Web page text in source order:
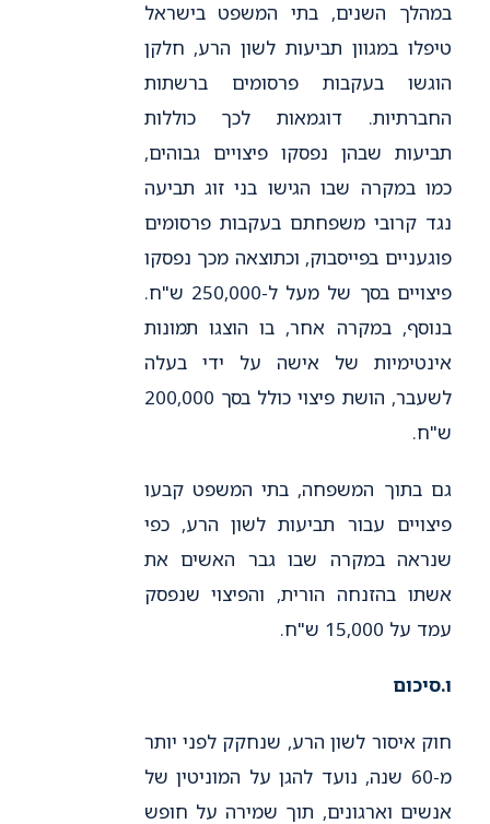
במהלך השנים, בתי המשפט בישראל
טיפלו במגוון תביעות לשון הרע, חלקן
הוגשו בעקבות פרסומים ברשתות
החברתיות. דוגמאות לכך כוללות
תביעות שבהן נפסקו פיצויים גבוהים,
כמו במקרה שבו הגישו בני זוג תביעה
נגד קרובי משפחתם בעקבות פרסומים
פוגעניים בפייסבוק, וכתוצאה מכך נפסקו
פיצויים בסך של מעל ל-250,000 ש"ח.
בנוסף, במקרה אחר, בו הוצגו תמונות
אינטימיות של אישה על ידי בעלה
לשעבר, הושת פיצוי כולל בסך 200,000
ש"ח.
גם בתוך המשפחה, בתי המשפט קבעו
פיצויים עבור תביעות לשון הרע, כפי
שנראה במקרה שבו גבר האשים את
אשתו בהזנחה הורית, והפיצוי שנפסק
עמד על 15,000 ש"ח.
ו.סיכום
חוק איסור לשון הרע, שנחקק לפני יותר
מ-60 שנה, נועד להגן על המוניטין של
אנשים וארגונים, תוך שמירה על חופש